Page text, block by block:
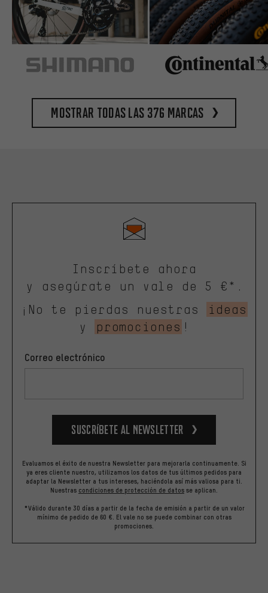
Mostrar todas las 376 marcas
Inscríbete ahora
y asegúrate un vale de 5 €*.
¡No te pierdas nuestras
ideas
y
promociones !
Correo electrónico
Suscríbete al newsletter
Evaluamos el éxito de nuestra Newsletter para mejorarla continuamente. Si
ya eres cliente nuestro, utilizamos los datos de tus últimos pedidos para
adaptar la Newsletter a tus intereses, haciéndola así más valiosa para ti.
Nuestras condiciones de protección de datos se aplican.
*Válido durante 30 días a partir de la fecha de emisión a partir de un valor
mínimo de pedido de 60 €. El vale no se puede combinar con otras
promociones.